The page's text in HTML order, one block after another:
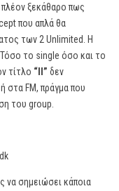
πλέον ξεκάθαρο πως
που απλά θα
των 2 Unlimited. Η
το single όσο και το
τίτλο “ II” δεν
στα FM, πράγμα που
του group.
να σημειώσει κάποια